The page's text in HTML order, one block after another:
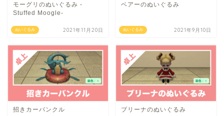
ぬいぐるみ
モーグリのぬいぐるみ -
Stuffed Moogle-
2021年11月20日 ぬいぐるみ
ベアーのぬいぐるみ
2021年9月10日
招きカーバンクル ブリーナのぬいぐるみ